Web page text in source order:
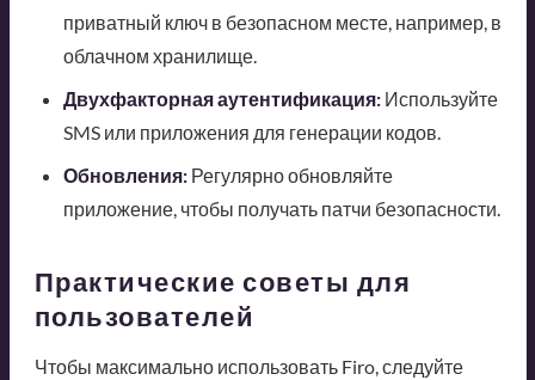
приватный ключ в безопасном месте, например, в
облачном хранилище.
Двухфакторная аутентификация:Используйте
SMS или приложения для генерации кодов.
Обновления:Регулярно обновляйте
приложение, чтобы получать патчи безопасности.
Практические советы для
пользователей
Чтобы максимально использовать Firo, следуйте